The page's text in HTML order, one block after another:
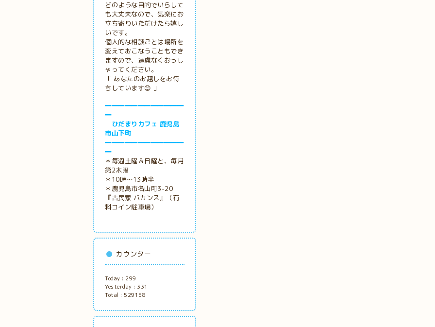
どのような目的でいらして
も大丈夫なので、気楽にお
立ち寄りいただけたら嬉し
いです。
個人的な相談ごとは場所を
変えておこなうこともでき
ますので、遠慮なくおっし
ゃってください。
「 あなたのお越しをお待
ちしています😊 」
━━━━━━━━━━━━
━
ひだまりカフェ 鹿児島
市山下町
━━━━━━━━━━━━
━
＊毎週土曜＆日曜と、毎月
第2木曜
＊10時～13時半
＊鹿児島市名山町3-20
『古民家 バカンス』（有
料コイン駐車場）
カウンター
Today : 299
Yesterday : 331
Total : 529158